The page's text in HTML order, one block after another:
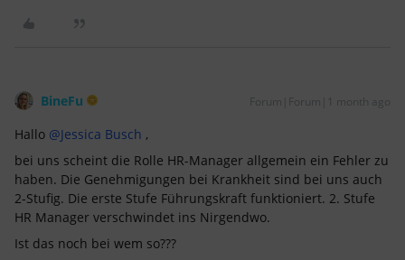
BineFu Forum|Forum|1 month ago
Hallo ​ @Jessica Busch ,
bei uns scheint die Rolle HR-Manager allgemein ein Fehler zu
haben. Die Genehmigungen bei Krankheit sind bei uns auch
2-Stufig. Die erste Stufe Führungskraft funktioniert. 2. Stufe
HR Manager verschwindet ins Nirgendwo.
Ist das noch bei wem so???